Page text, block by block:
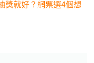
獎就好？網票選4個想